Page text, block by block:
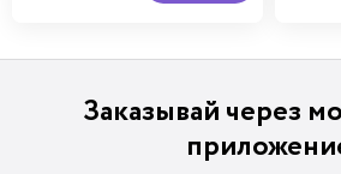
Заказывай через